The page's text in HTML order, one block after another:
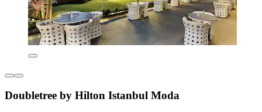
Doubletree by Hilton Istanbul Moda